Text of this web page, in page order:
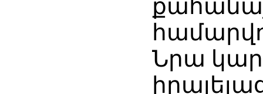
Նրա